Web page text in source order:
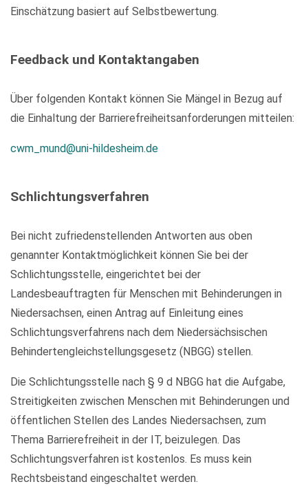
Einschätzung basiert auf Selbstbewertung.
Feedback und Kontaktangaben
Über folgenden Kontakt können Sie Mängel in Bezug auf
die Einhaltung der Barrierefreiheitsanforderungen mitteilen:
cwm_mund@uni-hildesheim.de
Schlichtungsverfahren
Bei nicht zufriedenstellenden Antworten aus oben
genannter Kontaktmöglichkeit können Sie bei der
Schlichtungsstelle, eingerichtet bei der
Landesbeauftragten für Menschen mit Behinderungen in
Niedersachsen, einen Antrag auf Einleitung eines
Schlichtungsverfahrens nach dem Niedersächsischen
Behindertengleichstellungsgesetz (NBGG) stellen.
Die Schlichtungsstelle nach § 9 d NBGG hat die Aufgabe,
Streitigkeiten zwischen Menschen mit Behinderungen und
öffentlichen Stellen des Landes Niedersachsen, zum
Thema Barrierefreiheit in der IT, beizulegen. Das
Schlichtungsverfahren ist kostenlos. Es muss kein
Rechtsbeistand eingeschaltet werden.